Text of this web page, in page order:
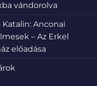
vándorolva
Katalin: Anconai
– Az Erkel
előadása